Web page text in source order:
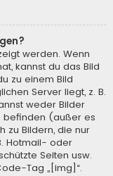
werden. Wenn
kannst du das Bild
zu einem Bild
Server liegt, z. B.
weder Bilder
befinden (außer es
zu Bildern, die nur
Hotmail- oder
Seiten usw.
Tag „[img]“.